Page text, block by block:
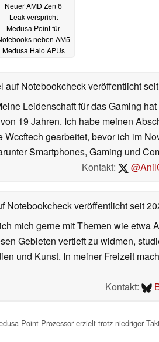
Neuer AMD Zen 6
Leak verspricht
Medusa Point für
neben AM5
Medusa Halo APUs
auf Notebookcheck veröffentlicht
Leidenschaft für das Gaming
19 Jahren. Ich habe meinen
gearbeitet, bevor ich im
Smartphones, Gaming und
Kontakt:
Notebookcheck veröffentlichtseit
mich gerne mit Themen wie etwa
Gebieten vertieft zu widmen,
und Kunst. In meiner Freizeit
Kontakt:
Point-Prozessor erzielt trotz niedriger